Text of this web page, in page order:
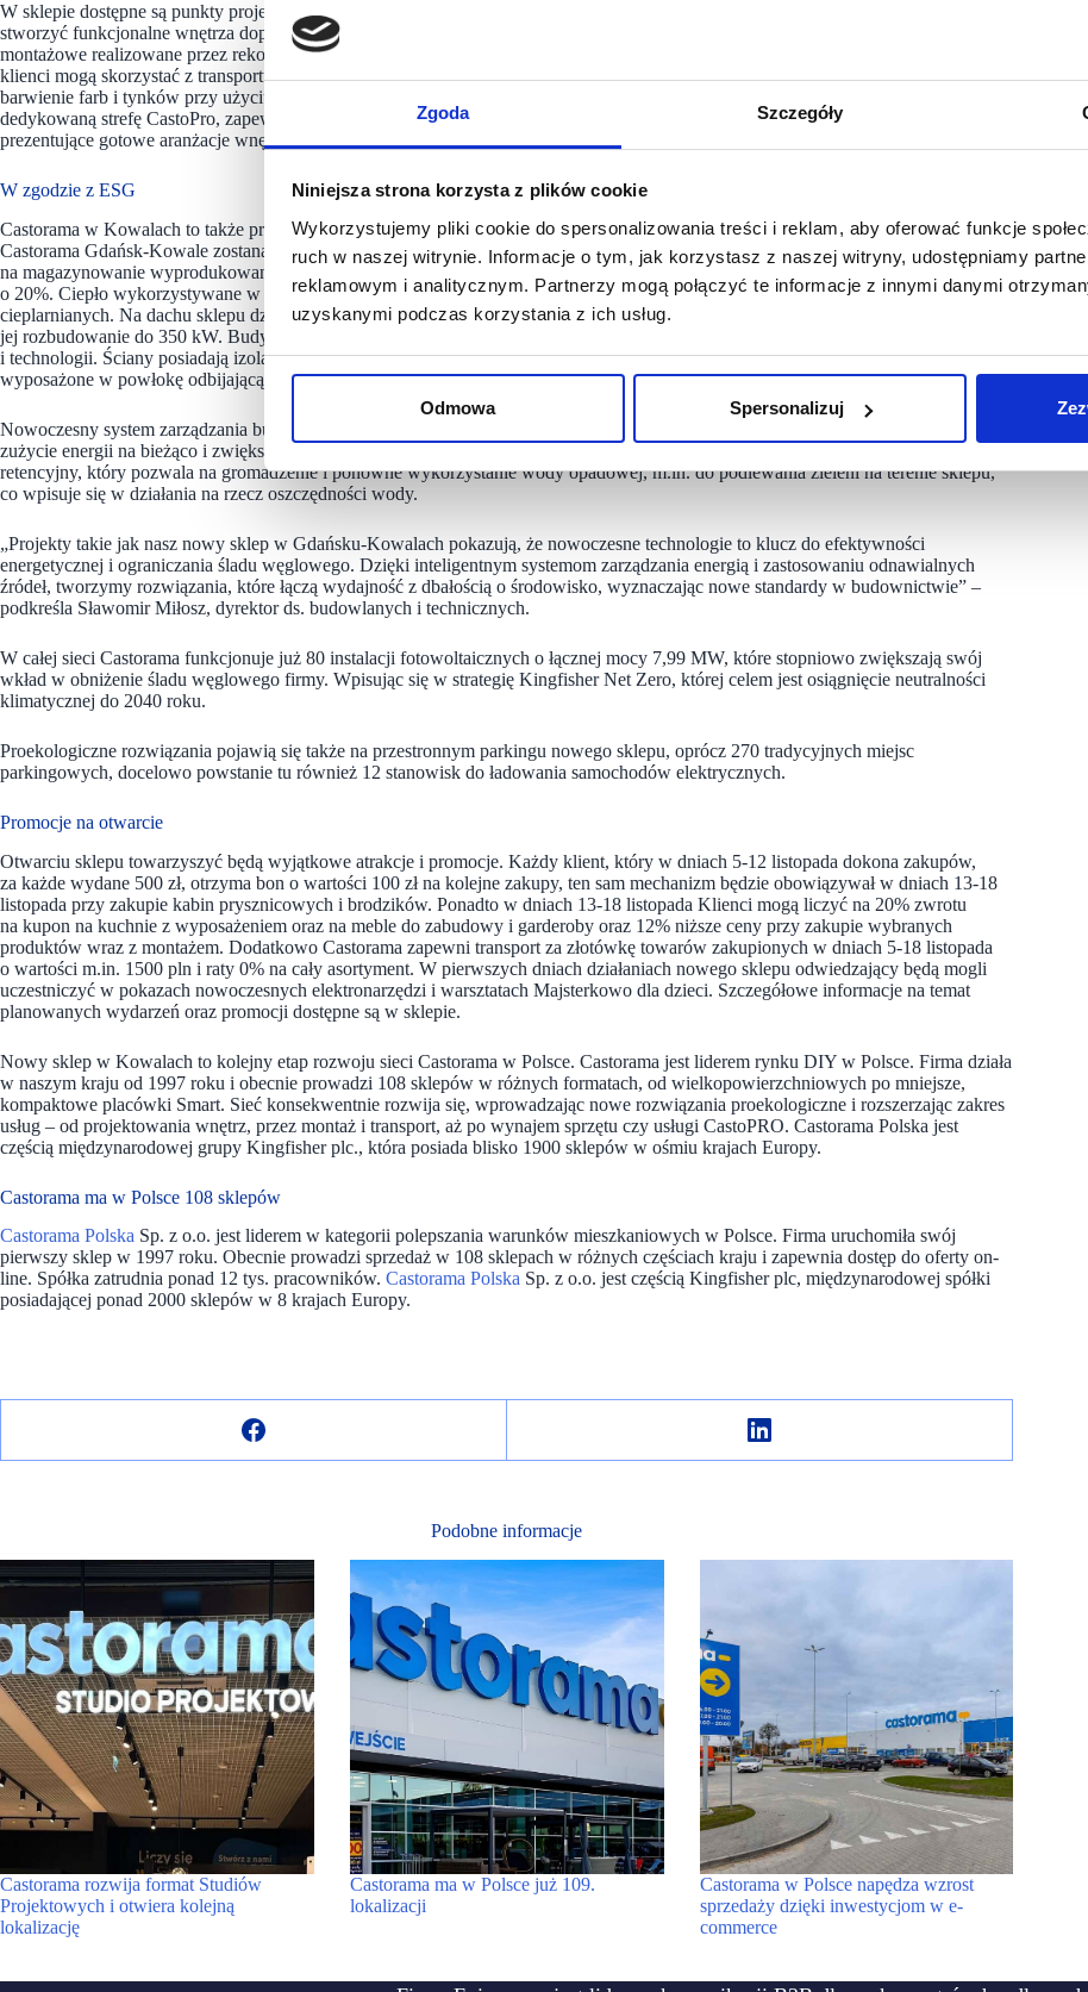
Zgoda Szczegóły
Niniejsza strona korzysta z plików cookie
Wykorzystujemy pliki cookie do spersonalizowania treści i reklam, aby oferować funkcje
ruch w naszej witrynie. Informacje o tym, jak korzystasz z naszej witryny, udostępniamy
reklamowym i analitycznym. Partnerzy mogą połączyć te informacje z innymi danymi
uzyskanymi podczas korzystania z ich usług.
Odmowa Spersonalizuj
W sklepie dostępne są punkty projektowe kuchni, łazienek i garderób, w których doświadczeni projektanci pomagają klientom
stworzyć funkcjonalne wnętrza dopasowane do ich indywidualnych potrzeb. Castorama oferuje również kompleksowe usługi
montażowe realizowane przez rekomendowanych wykonawców, a całość obsługi, od projektu po efekt nadzoruje sklep. Dodatkowo
klienci mogą skorzystać z transportu standardowego lub ekspresowego, usługi CastoRent, a także z usług specjalistycznych, takich jak
barwienie farb i tynków przy użyciu fotospektrometru, cięcie drewna czy dorabianie kluczy. Profesjonaliści znajdą tu natomiast
dedykowaną strefę CastoPro, zapewniającą szybką obsługę i atrakcyjne warunki współpracy. Sklep wzbogacają strefy inspiracji
prezentujące gotowe aranżacje wnętrz oraz szeroka oferta roślin – zarówno domowych, jak i ogrodowych, dostępnych w sezonie.
W zgodzie z ESG
Castorama w Kowalach to także przykład nowoczesnego budownictwa w duchu zrównoważonego rozwoju. W ramach inwestycji
Castorama Gdańsk-Kowale zostaną zainstalowane dwa banki energii o łącznej pojemności 430 kWh, które pozwolą
na magazynowanie wyprodukowanej energii i zasilanie sklepu do późnych godzin nocnych, ograniczając pobór prądu z sieci nawet
o 20%. Ciepło wykorzystywane w sklepie pochodzi z miejskiej sieci ciepłowniczej, co pozwala na ograniczenie emisji gazów
cieplarnianych. Na dachu sklepu działa instalacja fotowoltaiczna o mocy około 250 kW, a w najbliższych miesiącach planowane jest
jej rozbudowanie do 350 kW. Budynek został zaprojektowany i wykonany z wykorzystaniem energooszczędnych materiałów
i technologii. Ściany posiadają izolację grubszą o 2 cm niż wymagana norma. Zastosowane trzyszybowe, szczelne okna zostały
wyposażone w powłokę odbijającą światło, co znacząco ogranicza nagrzewanie pomieszczeń latem.
Nowoczesny system zarządzania budynkiem (BMS) automatycznie reguluje oświetlenie, ogrzewanie i klimatyzację, optymalizując
zużycie energii na bieżąco i zwiększając komfort klientów oraz pracowników. W ramach inwestycji powstał również zbiornik
retencyjny, który pozwala na gromadzenie i ponowne wykorzystanie wody opadowej, m.in. do podlewania zieleni na terenie sklepu,
co wpisuje się w działania na rzecz oszczędności wody.
„Projekty takie jak nasz nowy sklep w Gdańsku-Kowalach pokazują, że nowoczesne technologie to klucz do efektywności
energetycznej i ograniczania śladu węglowego. Dzięki inteligentnym systemom zarządzania energią i zastosowaniu odnawialnych
źródeł, tworzymy rozwiązania, które łączą wydajność z dbałością o środowisko, wyznaczając nowe standardy w budownictwie” –
podkreśla Sławomir Miłosz, dyrektor ds. budowlanych i technicznych.
W całej sieci Castorama funkcjonuje już 80 instalacji fotowoltaicznych o łącznej mocy 7,99 MW, które stopniowo zwiększają swój
wkład w obniżenie śladu węglowego firmy. Wpisując się w strategię Kingfisher Net Zero, której celem jest osiągnięcie neutralności
klimatycznej do 2040 roku.
Proekologiczne rozwiązania pojawią się także na przestronnym parkingu nowego sklepu, oprócz 270 tradycyjnych miejsc
parkingowych, docelowo powstanie tu również 12 stanowisk do ładowania samochodów elektrycznych.
Promocje na otwarcie
Otwarciu sklepu towarzyszyć będą wyjątkowe atrakcje i promocje. Każdy klient, który w dniach 5-12 listopada dokona zakupów,
za każde wydane 500 zł, otrzyma bon o wartości 100 zł na kolejne zakupy, ten sam mechanizm będzie obowiązywał w dniach 13-18
listopada przy zakupie kabin prysznicowych i brodzików. Ponadto w dniach 13-18 listopada Klienci mogą liczyć na 20% zwrotu
na kupon na kuchnie z wyposażeniem oraz na meble do zabudowy i garderoby oraz 12% niższe ceny przy zakupie wybranych
produktów wraz z montażem. Dodatkowo Castorama zapewni transport za złotówkę towarów zakupionych w dniach 5-18 listopada
o wartości m.in. 1500 pln i raty 0% na cały asortyment. W pierwszych dniach działaniach nowego sklepu odwiedzający będą mogli
uczestniczyć w pokazach nowoczesnych elektronarzędzi i warsztatach Majsterkowo dla dzieci. Szczegółowe informacje na temat
planowanych wydarzeń oraz promocji dostępne są w sklepie.
Nowy sklep w Kowalach to kolejny etap rozwoju sieci Castorama w Polsce. Castorama jest liderem rynku DIY w Polsce. Firma działa
w naszym kraju od 1997 roku i obecnie prowadzi 108 sklepów w różnych formatach, od wielkopowierzchniowych po mniejsze,
kompaktowe placówki Smart. Sieć konsekwentnie rozwija się, wprowadzając nowe rozwiązania proekologiczne i rozszerzając zakres
usług – od projektowania wnętrz, przez montaż i transport, aż po wynajem sprzętu czy usługi CastoPRO. Castorama Polska jest
częścią międzynarodowej grupy Kingfisher plc., która posiada blisko 1900 sklepów w ośmiu krajach Europy.
Castorama ma w Polsce 108 sklepów
Castorama Polska Sp. z o.o. jest liderem w kategorii polepszania warunków mieszkaniowych w Polsce. Firma uruchomiła swój
pierwszy sklep w 1997 roku. Obecnie prowadzi sprzedaż w 108 sklepach w różnych częściach kraju i zapewnia dostęp do oferty on-
line. Spółka zatrudnia ponad 12 tys. pracowników. Castorama Polska Sp. z o.o. jest częścią Kingfisher plc, międzynarodowej spółki
posiadającej ponad 2000 sklepów w 8 krajach Europy.
Podobne informacje
Castorama rozwija format Studiów
Projektowych i otwiera kolejną
lokalizację
Castorama ma w Polsce już 109.
lokalizacji
Castorama w Polsce napędza wzrost
sprzedaży dzięki inwestycjom w e-
commerce